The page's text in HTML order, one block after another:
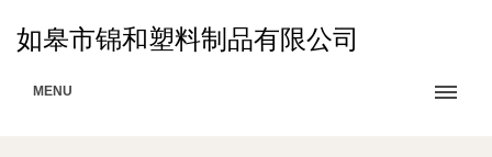
如皋市锦和塑料制品有限公司
MENU